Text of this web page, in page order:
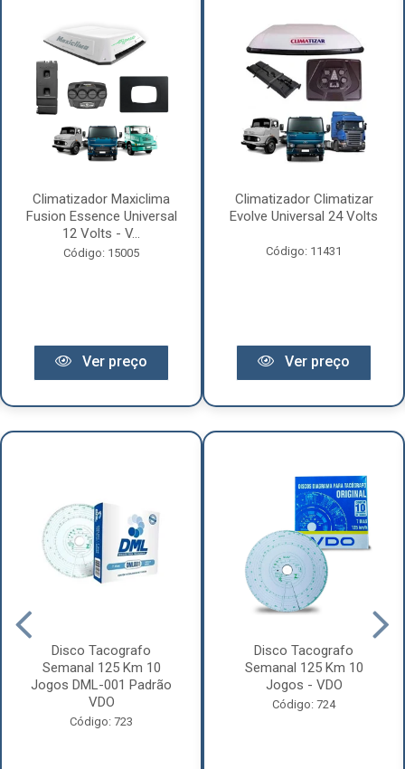
Climatizador Maxiclima
Fusion Essence Universal
12 Volts - V...
Código: 15005
Ver preço
Climatizador Climatizar
Evolve Universal 24 Volts
Código: 11431
Ver preço
Disco Tacografo
Semanal 125 Km 10
Jogos DML-001 Padrão
VDO
Código: 723
Disco Tacografo
Semanal 125 Km 10
Jogos - VDO
Código: 724